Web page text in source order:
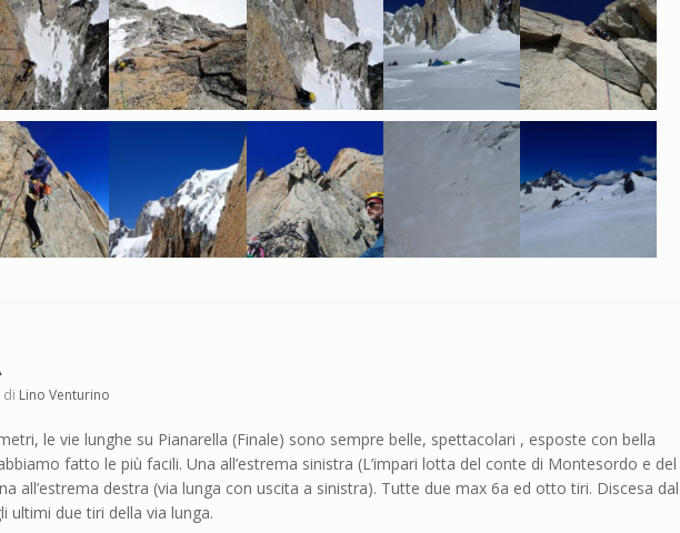
di Lino Venturino
le vie lunghe su Pianarella (Finale) sono sempre belle, spettacolari , esposte con bella
fatto le più facili. Una all’estrema sinistra (L’impari lotta del conte di Montesordo e del
all’estrema destra (via lunga con uscita a sinistra). Tutte due max 6a ed otto tiri. Discesa dal
ultimi due tiri della via lunga.